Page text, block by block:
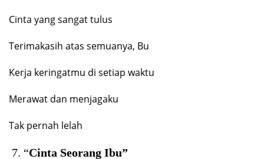
Cinta yang sangat tulus
Terimakasih atas semuanya, Bu
Kerja keringatmu di setiap waktu
Merawat dan menjagaku
Tak pernah lelah
7. “Cinta Seorang Ibu”